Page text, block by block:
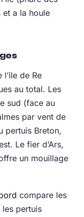
et a la houle
de Re
au total. Les
sud (face au
par vent de
pertuis Breton,
Le fier d’Ars,
un mouillage
compare les
pertuis